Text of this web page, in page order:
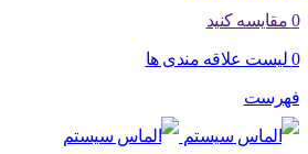
0 مقایسه کنید
0 لیست علاقه مندی ها
فهرست